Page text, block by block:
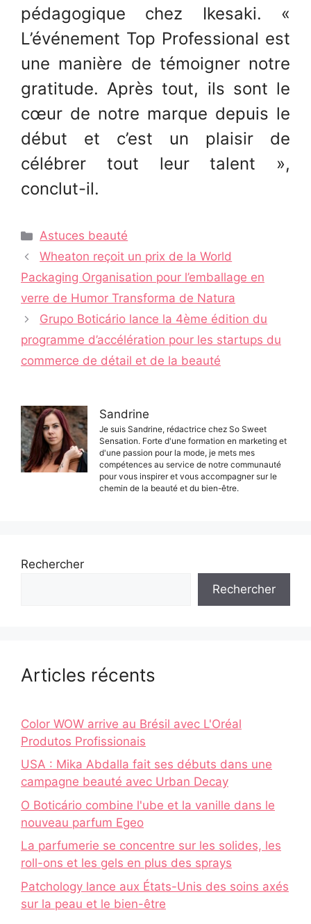
pédagogique chez Ikesaki. «
L’événement Top Professional est
une manière de témoigner notre
gratitude. Après tout, ils sont le
cœur de notre marque depuis le
début et c’est un plaisir de
célébrer tout leur talent »,
conclut-il.
Catégories
Astuces beauté
Navigation
des
articles
Wheaton reçoit un prix de la World
Packaging Organisation pour l’emballage en
verre de Humor Transforma de Natura
Grupo Boticário lance la 4ème édition du
programme d’accélération pour les startups du
commerce de détail et de la beauté
Sandrine
Je suis Sandrine, rédactrice chez So Sweet
Sensation. Forte d'une formation en marketing et
d'une passion pour la mode, je mets mes
compétences au service de notre communauté
pour vous inspirer et vous accompagner sur le
chemin de la beauté et du bien-être.
Rechercher
Rechercher
Articles récents
Color WOW arrive au Brésil avec L'Oréal
Produtos Profissionais
USA : Mika Abdalla fait ses débuts dans une
campagne beauté avec Urban Decay
O Boticário combine l'ube et la vanille dans le
nouveau parfum Egeo
La parfumerie se concentre sur les solides, les
roll-ons et les gels en plus des sprays
Patchology lance aux États-Unis des soins axés
sur la peau et le bien-être